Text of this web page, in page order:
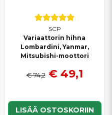
SCP
Variaattorin hihna
Lombardini, Yanmar,
Mitsubishi-moottori
€ 74,2 € 49,1
LISÄÄ OSTOSKORIIN